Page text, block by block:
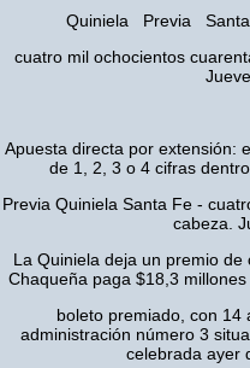
Quiniela Previa
cuatro mil ochocientos
Apuesta directa por extensión:
de 1, 2, 3 o 4 cifras
Previa Quiniela Santa Fe -
cabeza.
La Quiniela deja un premio
Chaqueña paga $18,3
boleto premiado, con 14
administración número 3
celebrada ayer